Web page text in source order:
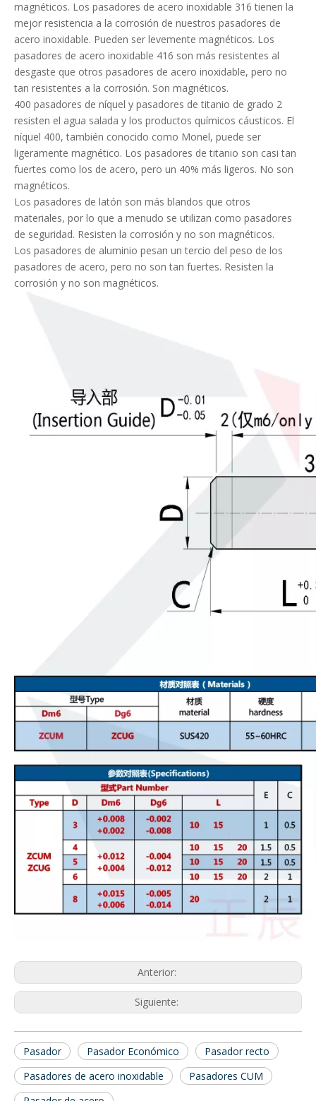
magnéticos. Los pasadores de acero inoxidable 316 tienen la
mejor resistencia a la corrosión de nuestros pasadores de
acero inoxidable. Pueden ser levemente magnéticos. Los
pasadores de acero inoxidable 416 son más resistentes al
desgaste que otros pasadores de acero inoxidable, pero no
tan resistentes a la corrosión. Son magnéticos.
400 pasadores de níquel y pasadores de titanio de grado 2
resisten el agua salada y los productos químicos cáusticos. El
níquel 400, también conocido como Monel, puede ser
ligeramente magnético. Los pasadores de titanio son casi tan
fuertes como los de acero, pero un 40% más ligeros. No son
magnéticos.
Los pasadores de latón son más blandos que otros
materiales, por lo que a menudo se utilizan como pasadores
de seguridad. Resisten la corrosión y no son magnéticos.
Los pasadores de aluminio pesan un tercio del peso de los
pasadores de acero, pero no son tan fuertes. Resisten la
corrosión y no son magnéticos.
Anterior:
Siguiente:
Pasador Pasador Económico
Pasador recto
Pasadores de acero inoxidable
Pasadores CUM